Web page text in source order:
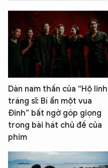
Dàn nam thần của “Hộ linh
tráng sĩ: Bí ẩn một vua
Đinh” bất ngờ góp giọng
trong bài hát chủ đề của
phim